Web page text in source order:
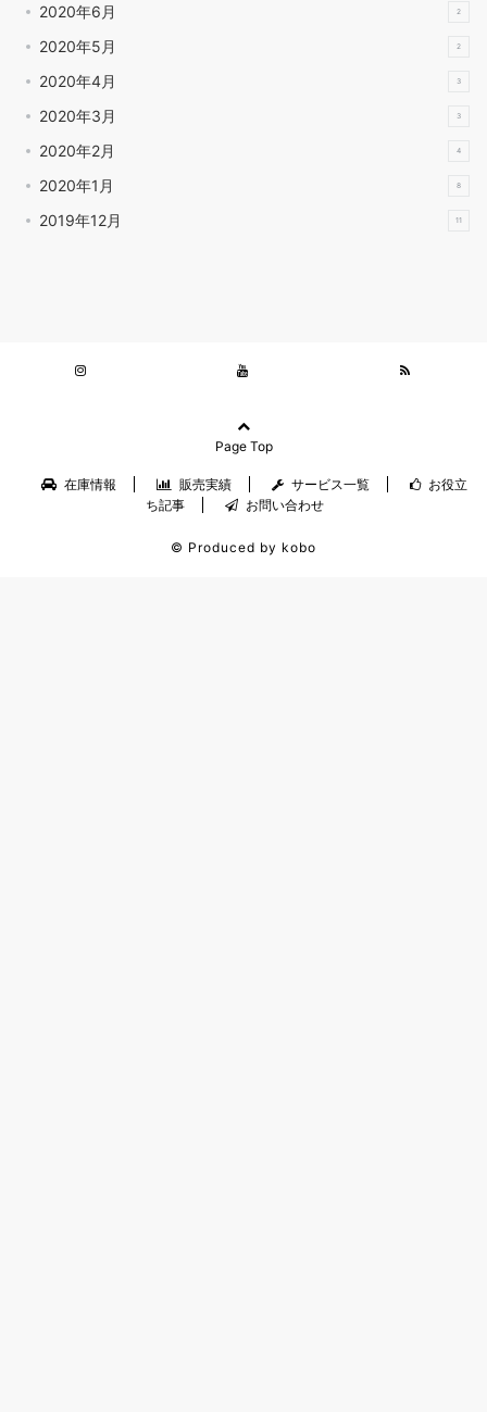
2020年6月 2
2020年5月 2
2020年4月 3
2020年3月 3
2020年2月 4
2020年1月 8
2019年12月 11
Page Top
在庫情報 販売実績 サービス一覧
お役立
ち記事
お問い合わせ
© Produced by kobo